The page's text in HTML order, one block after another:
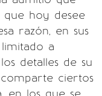
hoy desee
razón, en sus
a
detalles de su
ciertos